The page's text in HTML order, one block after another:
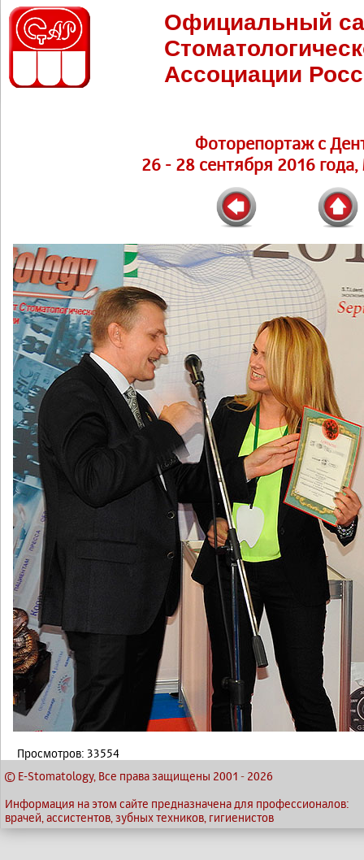
Официальный
Ассоциации
Фоторепортаж с
26 - 28 сентября 2016
Просмотров: 33554
© E-Stomatology, Все права защищены 2001 - 2026
Информация на этом сайте предназначена для профессионалов:
врачей, ассистентов, зубных техников, гигиенистов